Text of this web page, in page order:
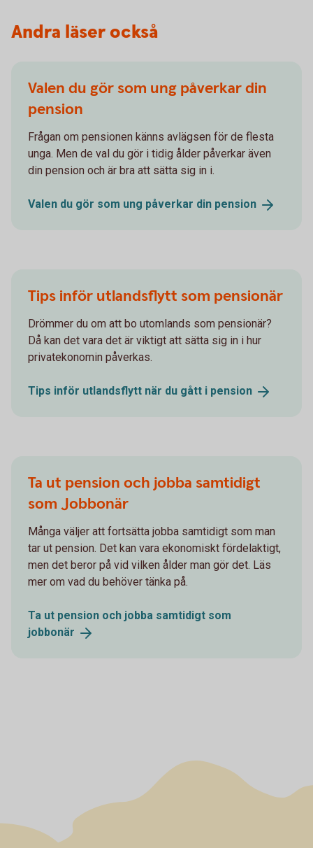
Andra läser också
Valen du gör som ung påverkar din
pension
Frågan om pensionen känns avlägsen för de flesta
unga. Men de val du gör i tidig ålder påverkar även
din pension och är bra att sätta sig in i.
Valen du gör som ung påverkar din pension
Tips inför utlandsflytt som pensionär
Drömmer du om att bo utomlands som pensionär?
Då kan det vara det är viktigt att sätta sig in i hur
privatekonomin påverkas.
Tips inför utlandsflytt när du gått i pension
Ta ut pension och jobba samtidigt
som Jobbonär
Många väljer att fortsätta jobba samtidigt som man
tar ut pension. Det kan vara ekonomiskt fördelaktigt,
men det beror på vid vilken ålder man gör det. Läs
mer om vad du behöver tänka på.
Ta ut pension och jobba samtidigt som
jobbonär